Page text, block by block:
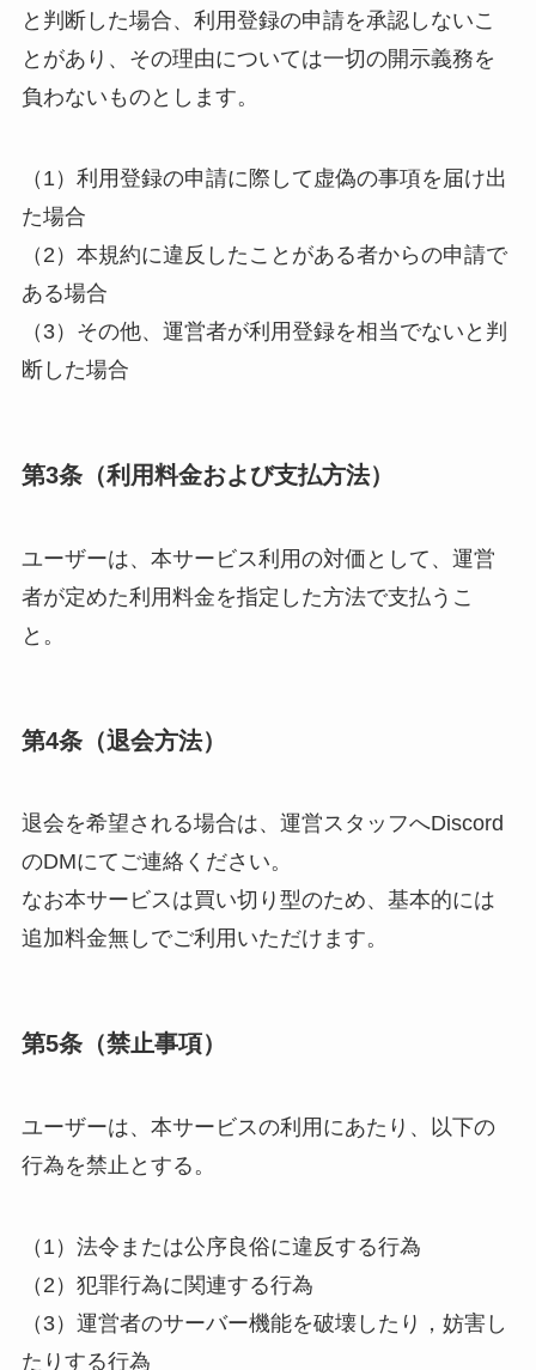
と判断した場合、利用登録の申請を承認しないこ
とがあり、その理由については一切の開示義務を
負わないものとします。
（1）利用登録の申請に際して虚偽の事項を届け出
た場合
（2）本規約に違反したことがある者からの申請で
ある場合
（3）その他、運営者が利用登録を相当でないと判
断した場合
第3条（利用料金および支払方法）
ユーザーは、本サービス利用の対価として、運営
者が定めた利用料金を指定した方法で支払うこ
と。
第4条（退会方法）
退会を希望される場合は、運営スタッフへDiscord
のDMにてご連絡ください。
なお本サービスは買い切り型のため、基本的には
追加料金無しでご利用いただけます。
第5条（禁止事項）
ユーザーは、本サービスの利用にあたり、以下の
行為を禁止とする。
（1）法令または公序良俗に違反する行為
（2）犯罪行為に関連する行為
（3）運営者のサーバー機能を破壊したり，妨害し
たりする行為